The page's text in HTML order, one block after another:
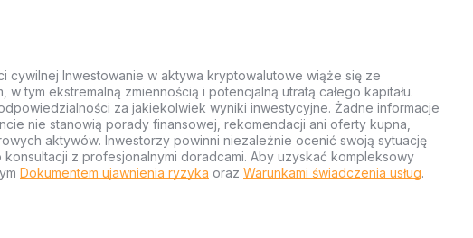
cywilnej Inwestowanie w aktywa kryptowalutowe wiąże się ze
tym ekstremalną zmiennością i potencjalną utratą całego kapitału.
za jakiekolwiek wyniki inwestycyjne. Żadne informacje
nie stanowią porady finansowej, rekomendacji ani oferty kupna,
aktywów. Inwestorzy powinni niezależnie ocenić swoją sytuację
z profesjonalnymi doradcami. Aby uzyskać kompleksowy
Dokumentem ujawnienia ryzyka oraz Warunkami świadczenia usług.